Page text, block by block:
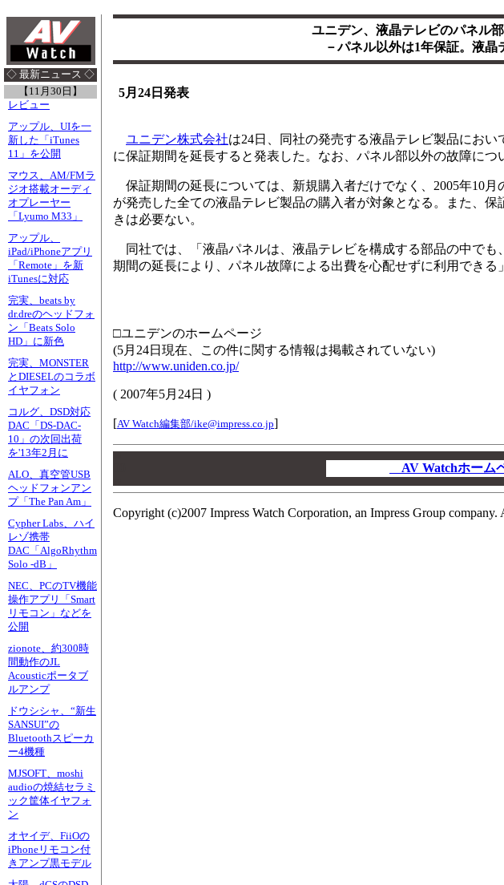
◇ 最新ニュース ◇
【11月30日】
レビュー
アップル、UIを一
新した「iTunes
11」を公開
マウス、AM/FMラ
ジオ搭載オーディ
オプレーヤー
「Lyumo M33」
アップル、
iPad/iPhoneアプリ
「Remote」を新
iTunesに対応
完実、beats by
dr.dreのヘッドフォ
ン「Beats Solo
HD」に新色
完実、MONSTER
とDIESELのコラボ
イヤフォン
コルグ、DSD対応
DAC「DS-DAC-
10」の次回出荷
を'13年2月に
ALO、真空管USB
ヘッドフォンアン
プ「The Pan Am」
Cypher Labs、ハイ
レゾ携帯
DAC「AlgoRhythm
Solo -dB」
NEC、PCのTV機能
操作アプリ「Smart
リモコン」などを
公開
zionote、約300時
間動作のJL
Acousticポータブ
ルアンプ
ドウシシャ、“新生
SANSUI”の
Bluetoothスピーカ
ー4機種
MJSOFT、moshi
audioの焼結セラミ
ック筐体イヤフォ
ン
オヤイデ、FiiOの
iPhoneリモコン付
きアンプ黒モデル
ユニデン、液晶テレビのパネル
－パネル以外は1年保証。液晶
5月24日発表
ユニデン株式会社は24日、同社の発売する液晶テレビ製品にお
に保証期間を延長すると発表した。なお、パネル部以外の故障につ
保証期間の延長については、新規購入者だけでなく、2005年10月
が発売した全ての液晶テレビ製品の購入者が対象となる。また、
きは必要ない。
同社では、「液晶パネルは、液晶テレビを構成する部品の中でも
期間の延長により、パネル故障による出費を心配せずに利用できる
□ユニデンのホームページ
(5月24日現在、この件に関する情報は掲載されていない)
http://www.uniden.co.jp/
( 2007年5月24日 )
[AV Watch編集部/ike@impress.co.jp]
AV Watchホーム
Copyright (c)2007 Impress Watch Corporation, an Impress Group company.